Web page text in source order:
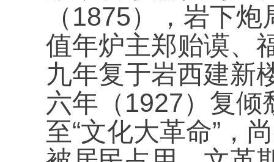
（1875），岩下炮
值年炉主郑贻谟、
九年复于岩西建新
六年（1927）复倾
至“文化大革命” ，